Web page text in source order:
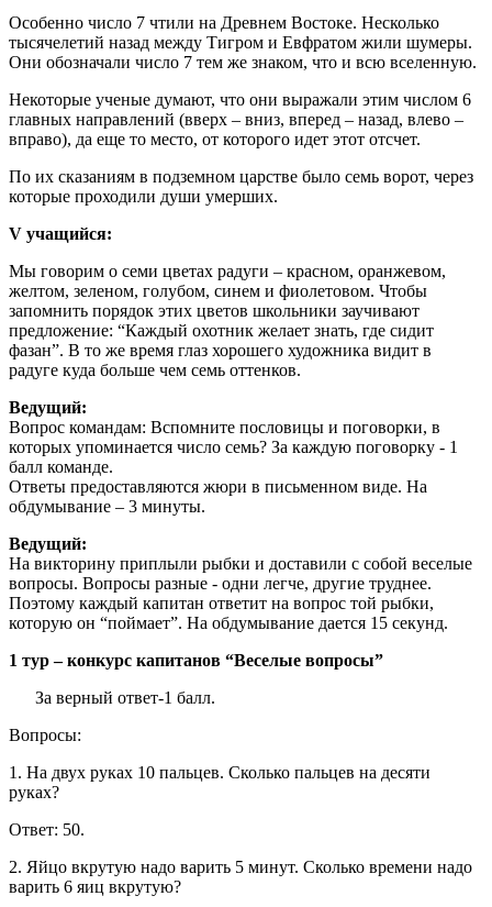
Особенно число 7 чтили на Древнем Востоке. Несколько
тысячелетий назад между Тигром и Евфратом жили шумеры.
Они обозначали число 7 тем же знаком, что и всю вселенную.
Некоторые ученые думают, что они выражали этим числом 6
главных направлений (вверх – вниз, вперед – назад, влево –
вправо), да еще то место, от которого идет этот отсчет.
По их сказаниям в подземном царстве было семь ворот, через
которые проходили души умерших.
V учащийся:
Мы говорим о семи цветах радуги – красном, оранжевом,
желтом, зеленом, голубом, синем и фиолетовом. Чтобы
запомнить порядок этих цветов школьники заучивают
предложение: “Каждый охотник желает знать, где сидит
фазан”. В то же время глаз хорошего художника видит в
радуге куда больше чем семь оттенков.
Ведущий:
Вопрос командам: Вспомните пословицы и поговорки, в
которых упоминается число семь? За каждую поговорку - 1
балл команде.
Ответы предоставляются жюри в письменном виде. На
обдумывание – 3 минуты.
Ведущий:
На викторину приплыли рыбки и доставили с собой веселые
вопросы. Вопросы разные - одни легче, другие труднее.
Поэтому каждый капитан ответит на вопрос той рыбки,
которую он “поймает”. На обдумывание дается 15 секунд.
1 тур – конкурс капитанов “Веселые вопросы”
За верный ответ-1 балл.
Вопросы:
1. На двух руках 10 пальцев. Сколько пальцев на десяти
руках?
Ответ: 50.
2. Яйцо вкрутую надо варить 5 минут. Сколько времени надо
варить 6 яиц вкрутую?